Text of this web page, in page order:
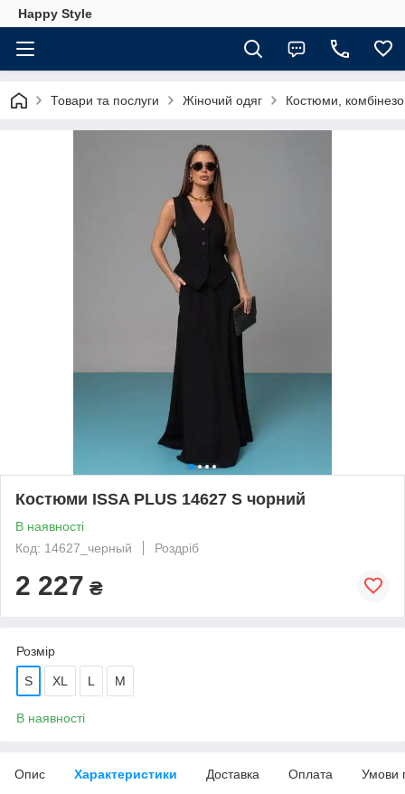
Happy Style
Товари та послуги Жіночий одяг Костюми,
Костюми ISSA PLUS 14627 S чорний
В наявності
Код: 14627_черный
Роздріб
2 227 ₴
Розмір
S XL L M
В наявності
Опис Характеристики Доставка Оплата Умови